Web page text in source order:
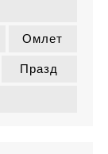
Омлет
Празд